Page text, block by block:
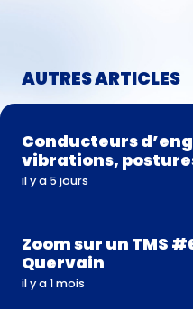
AUTRES ARTICLES
Conducteurs
vibrations,
il y a 5 jours
Zoom sur un TMS
Quervain
il y a 1 mois